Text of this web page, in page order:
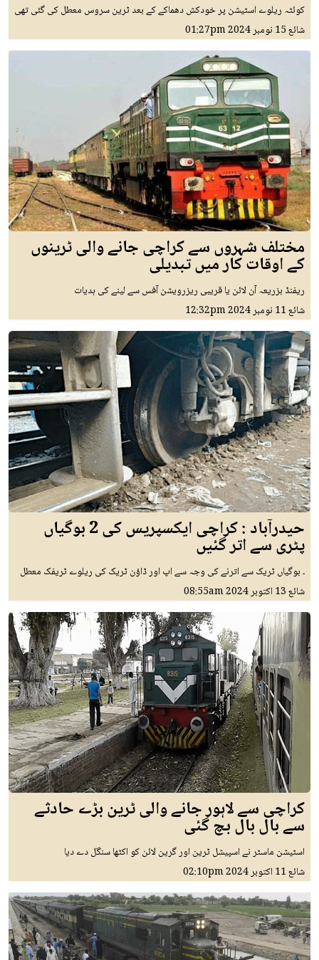
کوئٹہ ریلوے اسٹیشن پر خودکش دھماکے کے بعد ٹرین سروس معطل کی گئی تھی
شائع15 نومبر 2024 01:27pm
مختلف شہروں سے کراچی جانے والی ٹرینوں
کے اوقات کار میں تبدیلی
ریفنڈ بزریعہ آن لائن یا قریبی ریزرویشن آفس سے لینے کی ہدیات
شائع11 نومبر 2024 12:32pm
حیدرآباد : کراچی ایکسپریس کی 2 بوگیاں
پٹری سے اتر گئیں
۔ بوگیاں ٹریک سے اترنے کی وجہ سے اپ اور ڈاؤن ٹریک کی ریلوے ٹریفک معطل
شائع13 اکتوبر 2024 08:55am
کراچی سے لاہور جانے والی ٹرین بڑے حادثے
سے بال بال بچ گئی
اسٹیشن ماسٹر نے اسپیشل ٹرین اور گرین لائن کو اکٹھا سنگل دے دیا
شائع11 اکتوبر 2024 02:10pm